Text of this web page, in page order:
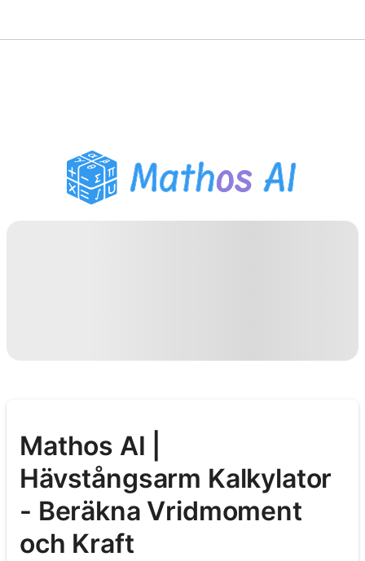
PDF Läxhjälp
Studieverktyg
Mathos AI |
Hävstångsarm Kalkylator
- Beräkna Vridmoment
och Kraft